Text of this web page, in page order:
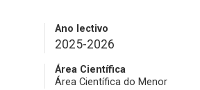
Ano lectivo
2025-2026
Área Científica
Área Científica do Menor